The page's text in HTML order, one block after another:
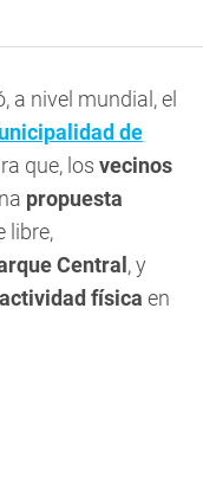
a nivel mundial, el
de
que, los vecinos
propuesta
libre,
Central , y
física en